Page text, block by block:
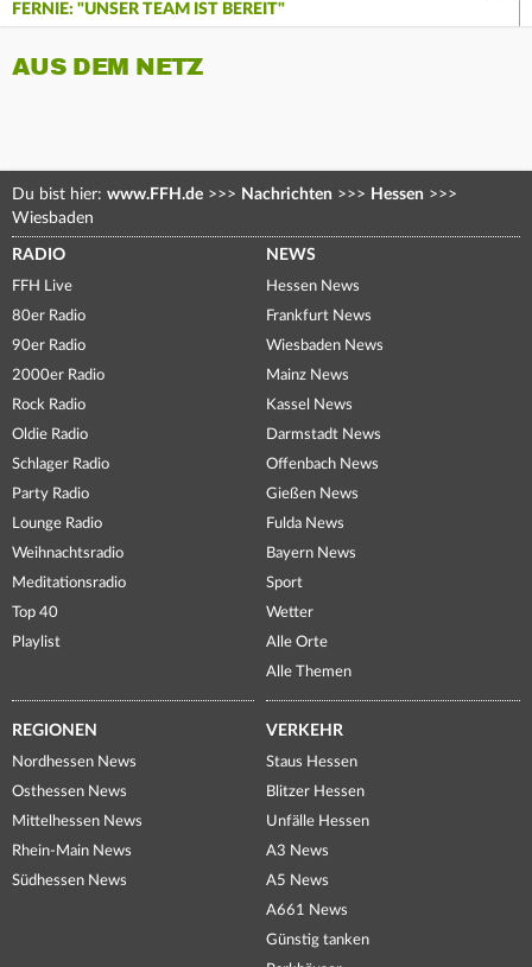
FERNIE: "UNSER TEAM IST BEREIT"
AUS DEM NETZ
Du bist hier: www.FFH.de >>> Nachrichten >>> Hessen >>>
Wiesbaden
RADIO
FFH Live
80er Radio
90er Radio
2000er Radio
Rock Radio
Oldie Radio
Schlager Radio
Party Radio
Lounge Radio
Weihnachtsradio
Meditationsradio
Top 40
Playlist
NEWS
Hessen News
Frankfurt News
Wiesbaden News
Mainz News
Kassel News
Darmstadt News
Offenbach News
Gießen News
Fulda News
Bayern News
Sport
Wetter
Alle Orte
Alle Themen
REGIONEN
Nordhessen News
Osthessen News
Mittelhessen News
Rhein-Main News
Südhessen News
VERKEHR
Staus Hessen
Blitzer Hessen
Unfälle Hessen
A3 News
A5 News
A661 News
Günstig tanken